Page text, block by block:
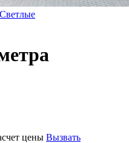
Светлые
цены Вызвать